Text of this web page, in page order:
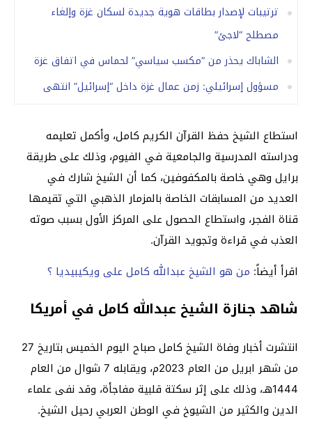
ترتيبات لإصدار بطاقات هوية جديدة لسكان غزة وإلغاء
مصطلح “لاجئ”
الشاباك يحذر من “مكسب سياسي” لحماس في اتفاق غزة
مسؤول إسرائيلي: زمن عمال غزة داخل “إسرائيل” انتهى
استطاع الشيخ حفظ القرآن الكريم كامل، وأكمل تعليمه
ودراسته المدرسية والجامعية في الفيوم، وذلك على طريقة
برايل وهي خاصة بالمكفوفين، كما أن الشيخ شارك في
العديد من المسابقات الخاصة بالمزمار الذهبي التي تقيمها
قناة الفجر، واستطاع الحصول على المركز الأول بسبب صوته
العذب في قراءة وتجويد القرآن.
اقرأ أيضاً: من هو الشيخ عبدالله كامل على ويكيبيديا ؟
شاهد جنازة الشيخ عبدالله كامل في أمريكا
انتشرت أخبار وفاة الشيخ كامل صباح اليوم الخميس بتاريخ 27
من شهر ابريل من العام 2023م، ويقابله 7 شوال من العام
1444هـ، وذلك على إثر سكتة قلبية مفاجأة، وقد نفى علماء
الدين والكثير من الشيوخ في الوطن العربي رحيل الشيخ.